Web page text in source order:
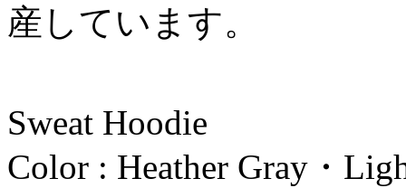
産しています。
Sweat Hoodie
Color : Heather Gray・